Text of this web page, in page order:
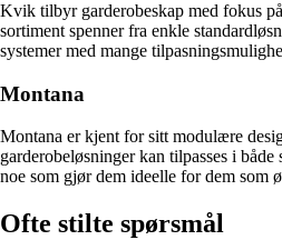
Kvik tilbyr garderobeskap med fokus
sortiment spenner fra enkle
systemer med mange
Montana
Montana er kjent for sitt modulære
garderobeløsninger kan tilpasses i
noe som gjør dem ideelle for dem som
Ofte stilte spørsmål